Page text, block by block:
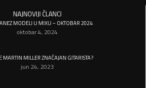
NAJNOVIJI ČLANCI
MODELI U MIXU – OKTOBAR 2024
oktobar 4, 2024
MARTIN MILLER ZNAČAJAN GITARISTA?
jun 24, 2023